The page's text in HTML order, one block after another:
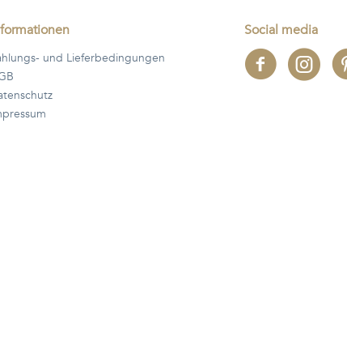
und Lieferbedingungen
Social media